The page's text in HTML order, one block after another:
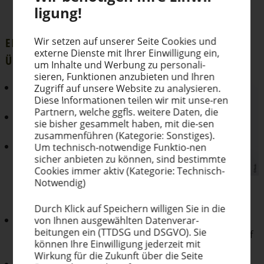
möglich ist.
EIGEN­SCHAFTEN VON ULTRA GLASS LEDGF IM
ÜBERBLICK
hervorragende
Anfangshaftung
Weiterverarbeitung
sofort möglich
sehr strapazierfähig
durch exzellente
Beständig­keiten (sehr
gute Alkohol-, Laugen-,
Chemikalien- und Spülmaschinen­beständigkeit)
brillante, hochglänzende Farbtöne sowie
hochdeckende Farbtöne für volles Deckvermögen auf
dunklen Substraten
ligung!
Wir setzen auf unserer Seite Cookies und
externe Dienste mit Ihrer Einwil­ligung ein,
um Inhalte und Werbung zu perso­na­li­
sieren, Funktionen anzubieten und Ihren
Zugriff auf unsere Website zu analysieren.
Diese Infor­ma­tionen teilen wir mit unse-ren
Partnern, welche ggfls. weitere Daten, die
sie bisher gesammelt haben, mit die-sen
zusam­men­führen (Kategorie: Sonstiges).
Um technisch-notwendige Funktio-nen
sicher anbieten zu können, sind bestimmte
Cookies immer aktiv (Kategorie: Technisch-
Notwendig)
Durch Klick auf Speichern willigen Sie in die
von Ihnen ausge­wählten Datenverar-
beitungen ein (TTDSG und DSGVO). Sie
können Ihre Einwil­ligung jederzeit mit
Wirkung für die Zukunft über die Seite